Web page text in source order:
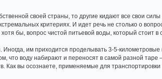
своей страны, то другие кидают все свои
критериях. И идет речь не столько о
бы, вопрос чистой питьевой воды, который стоит в
им приходится проделывать 3-5-километровые
что воду набирают и переносят в самой разной
Как вы осознаете, применяемые для